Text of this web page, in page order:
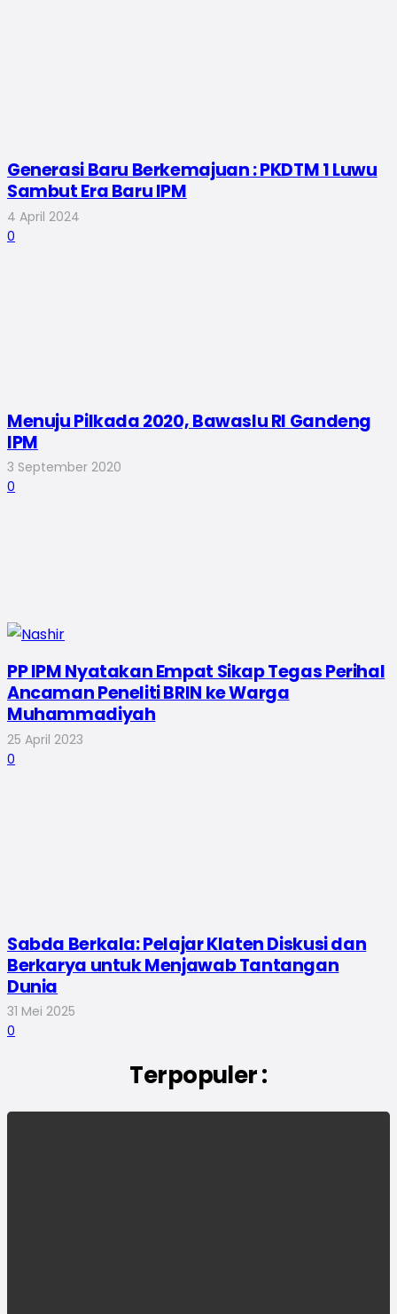
Generasi Baru Berkemajuan : PKDTM 1 Luwu
Sambut Era Baru IPM
4 April 2024
0
Menuju Pilkada 2020, Bawaslu RI Gandeng
IPM
3 September 2020
0
PP IPM Nyatakan Empat Sikap Tegas Perihal
Ancaman Peneliti BRIN ke Warga
Muhammadiyah
25 April 2023
0
Sabda Berkala: Pelajar Klaten Diskusi dan
Berkarya untuk Menjawab Tantangan
Dunia
31 Mei 2025
0
Terpopuler :